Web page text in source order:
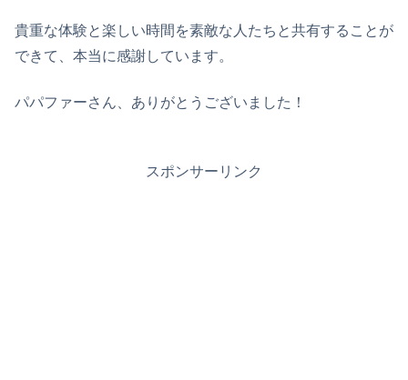
貴重な体験と楽しい時間を素敵な人たちと共有することが
できて、本当に感謝しています。
パパファーさん、ありがとうございました！
スポンサーリンク